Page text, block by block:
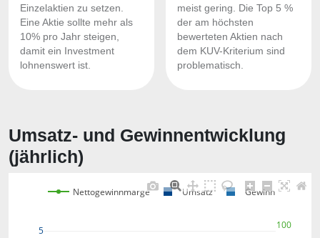
Einzelaktien zu setzen.
Eine Aktie sollte mehr als
10% pro Jahr steigen,
damit ein Investment
lohnenswert ist.
meist gering. Die Top 5 %
der am höchsten
bewerteten Aktien nach
dem KUV-Kriterium sind
problematisch.
Umsatz- und Gewinnentwicklung
(jährlich)
5 100
Nettogewinnmarge Umsatz Gewinn